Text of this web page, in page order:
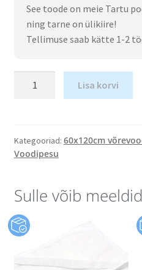
See toode on meie Tartu
ning tarne on ülikiire!
Tellimuse saab kätte 1-2
Lisa korvi
Kategooriad: 60x120cm
Voodipesu
Sulle võib